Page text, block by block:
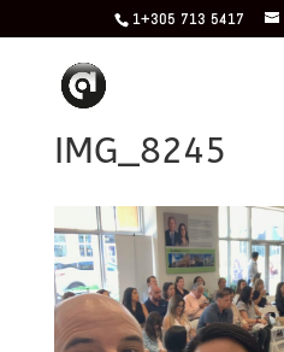
1+305 713 5417
IMG_8245